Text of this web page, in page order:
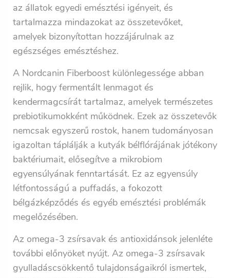
az állatok egyedi emésztési igényeit, és
tartalmazza mindazokat az összetevőket,
amelyek bizonyítottan hozzájárulnak az
egészséges emésztéshez.
A Nordcanin Fiberboost különlegessége abban
rejlik, hogy fermentált lenmagot és
kendermagcsírát tartalmaz, amelyek természetes
prebiotikumokként működnek. Ezek az összetevők
nemcsak egyszerű rostok, hanem tudományosan
igazoltan táplálják a kutyák bélflórájának jótékony
baktériumait, elősegítve a mikrobiom
egyensúlyának fenntartását. Ez az egyensúly
létfontosságú a puffadás, a fokozott
bélgázképződés és egyéb emésztési problémák
megelőzésében.
Az omega-3 zsírsavak és antioxidánsok jelenléte
további előnyöket nyújt. Az omega-3 zsírsavak
gyulladáscsökkentő tulajdonságaikról ismertek,